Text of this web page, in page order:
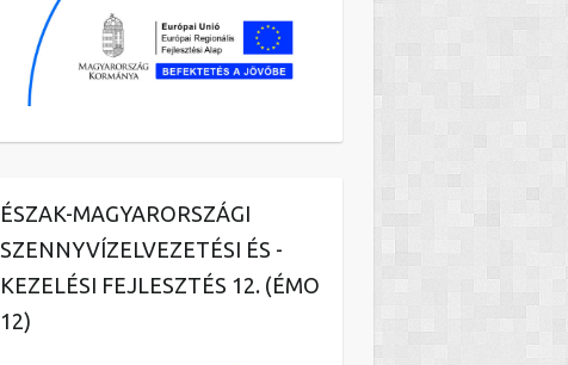
ÉSZAK-MAGYARORSZÁGI
SZENNYVÍZELVEZETÉSI ÉS -
KEZELÉSI FEJLESZTÉS 12. (ÉMO
12)